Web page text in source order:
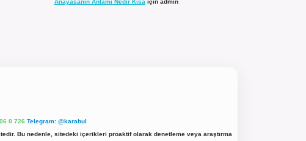
Anayasanın Anlamı Nedir Kısa için admin
0 726 Telegram: @karabul
Bu nedenle, sitedeki içerikleri proaktif olarak denetleme veya araştırma